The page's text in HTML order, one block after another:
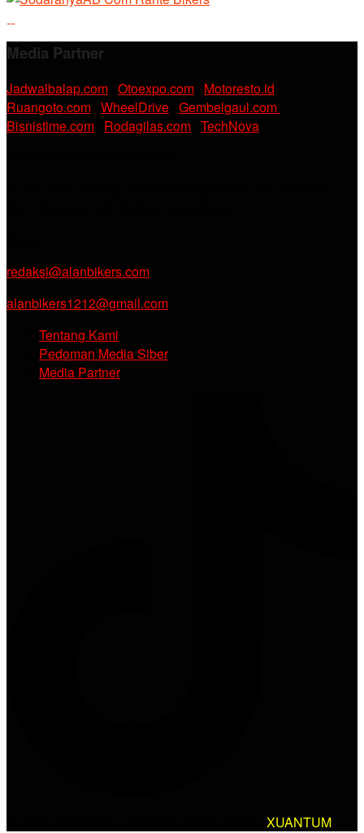
Media Partner
Jadwalbalap.com Otoexpo.com Motoresto.id
Ruangoto.com WheelDrive Gembelgaul.com
Bisnistime.com Rodagilas.com TechNova
redaksi@alanbikers.com
alanbikers1212@gmail.com
Tentang Kami
Pedoman Media Siber
Media Partner
XUANTUM